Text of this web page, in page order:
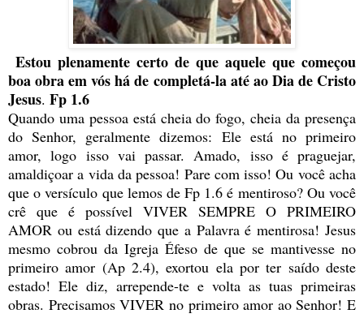
Estou plenamente certo de que aquele que começou
boa obra em vós há de completá-la até ao Dia de Cristo
Jesus. Fp 1.6
Quando uma pessoa está cheia do fogo, cheia da presença
do Senhor, geralmente dizemos: Ele está no primeiro
amor, logo isso vai passar. Amado, isso é praguejar,
amaldiçoar a vida da pessoa! Pare com isso! Ou você acha
que o versículo que lemos de Fp 1.6 é mentiroso? Ou você
crê que é possível VIVER SEMPRE O PRIMEIRO
AMOR ou está dizendo que a Palavra é mentirosa! Jesus
mesmo cobrou da Igreja Éfeso de que se mantivesse no
primeiro amor (Ap 2.4), exortou ela por ter saído deste
estado! Ele diz, arrepende-te e volta as tuas primeiras
obras. Precisamos VIVER no primeiro amor ao Senhor! E